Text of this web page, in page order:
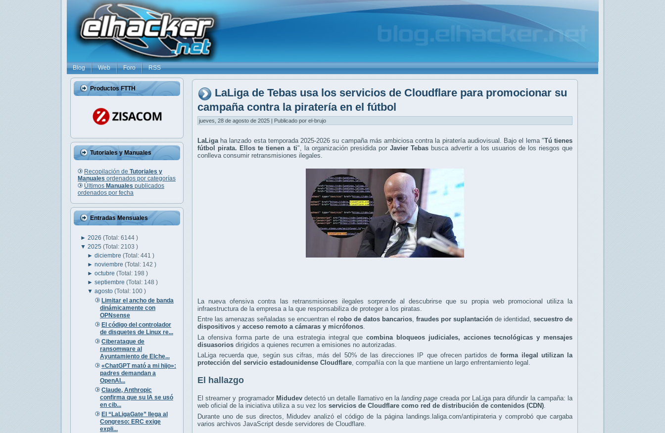
Blog Web Foro RSS
Productos FTTH
Tutoriales y Manuales
Recopilación de Tutoriales y
Manuales ordenados por categorías
Últimos Manuales publicados
ordenados por fecha
Entradas Mensuales
► 2026 (Total: 6144 )
▼ 2025 (Total: 2103 )
►diciembre(Total: 441 )
►noviembre(Total: 142 )
►octubre(Total: 198 )
►septiembre(Total: 148 )
▼agosto(Total: 100 )
Limitar el ancho de banda
dinámicamente con
OPNsense
El código del controlador
de disquetes de Linux re...
Ciberataque de
ransomware al
Ayuntamiento de Elche...
«ChatGPT mató a mi hijo»:
padres demandan a
OpenAI...
Claude, Anthropic
confirma que su IA se usó
en cib...
El “LaLigaGate” llega al
Congreso: ERC exige
expli...
LaLiga de Tebas usa los servicios de Cloudflare para promocionar su
campaña contra la piratería en el fútbol
jueves, 28 de agosto de 2025 | Publicado por el-brujo
LaLiga ha lanzado esta temporada 2025-2026 su campaña más ambiciosa contra la piratería audiovisual. Bajo el lema "Tú tienes
fútbol pirata. Ellos te tienen a ti", la organización presidida porJavier Tebas busca advertir a los usuarios de los riesgos que
conlleva consumir retransmisiones ilegales.
La nueva ofensiva contra las retransmisiones ilegales sorprende al descubrirse que su propia web promocional utiliza la
infraestructura de la empresa a la que responsabiliza de proteger a los piratas.
Entre las amenazas señaladas se encuentran el robo de datos bancarios, fraudes por suplantación de identidad, secuestro de
dispositivos y acceso remoto a cámaras y micrófonos.
La ofensiva forma parte de una estrategia integral quecombina bloqueos judiciales, acciones tecnológicas y mensajes
disuasorios dirigidos a quienes recurren a emisiones no autorizadas.
LaLiga recuerda que, según sus cifras, más del 50% de las direcciones IP que ofrecen partidos deforma ilegal utilizan la
protección del servicio estadounidense Cloudflare, compañía con la que mantiene un largo enfrentamiento legal.
El hallazgo
El streamer y programador Midudevdetectó un detalle llamativo en lalanding page creada por LaLiga para difundir la campaña: la
web oficial de la iniciativa utiliza a su vez los servicios de Cloudflare como red de distribución de contenidos (CDN).
Durante uno de sus directos, Midudev analizó el código de la página landings.laliga.com/antipirateria y comprobó que cargaba
varios archivos JavaScript desde servidores de Cloudflare.